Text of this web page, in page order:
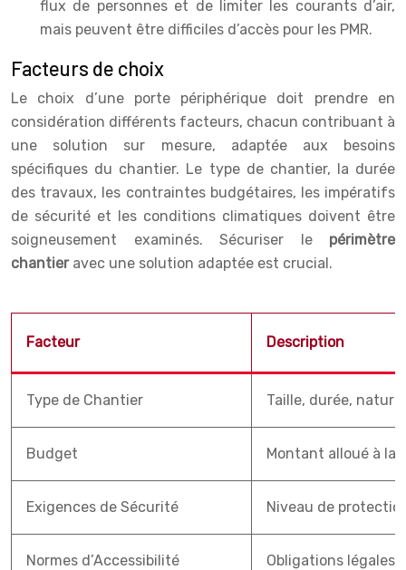
flux de personnes et de limiter les courants d’air,
mais peuvent être difficiles d’accès pour les PMR.
Facteurs de choix
Le choix d’une porte périphérique doit prendre en
considération différents facteurs, chacun contribuant à
une solution sur mesure, adaptée aux besoins
spécifiques du chantier. Le type de chantier, la durée
des travaux, les contraintes budgétaires, les impératifs
de sécurité et les conditions climatiques doivent être
soigneusement examinés. Sécuriser le périmètre
chantier avec une solution adaptée est crucial.
Facteur Description
Type de Chantier Taille, durée,
Budget Montant alloué à la
Exigences de Sécurité Niveau de
Normes d’Accessibilité Obligations légales